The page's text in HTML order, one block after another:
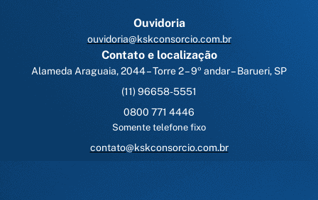
Ouvidoria
ouvidoria@kskconsorcio.com.br
Contato e localização
Alameda Araguaia, 2044 – Torre 2 – 9º andar – Barueri, SP
(11) 96658-5551
0800 771 4446
Somente telefone fixo
contato@kskconsorcio.com.br